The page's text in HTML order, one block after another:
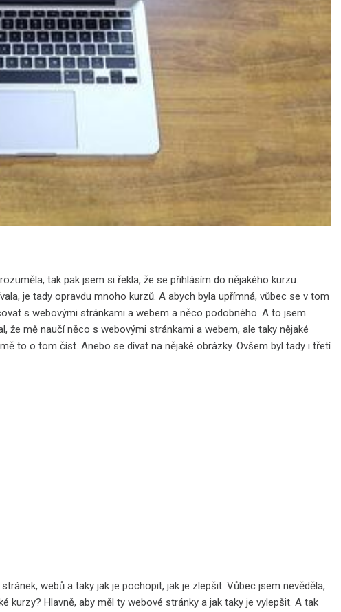
tak pak jsem si řekla, že se přihlásím do nějakého kurzu.
je tady opravdu mnoho kurzů. A abych byla upřímná, vůbec se v tom
s webovými stránkami a webem a něco podobného. A to jsem
že mě naučí něco s webovými stránkami a webem, ale taky nějaké
to o tom číst. Anebo se dívat na nějaké obrázky. Ovšem byl tady i třetí
webů a taky jak je pochopit, jak je zlepšit. Vůbec jsem nevěděla,
kurzy? Hlavně, aby měl ty webové stránky a jak taky je vylepšit. A tak